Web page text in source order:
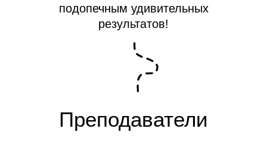
подопечным удивительных
результатов!
Преподаватели